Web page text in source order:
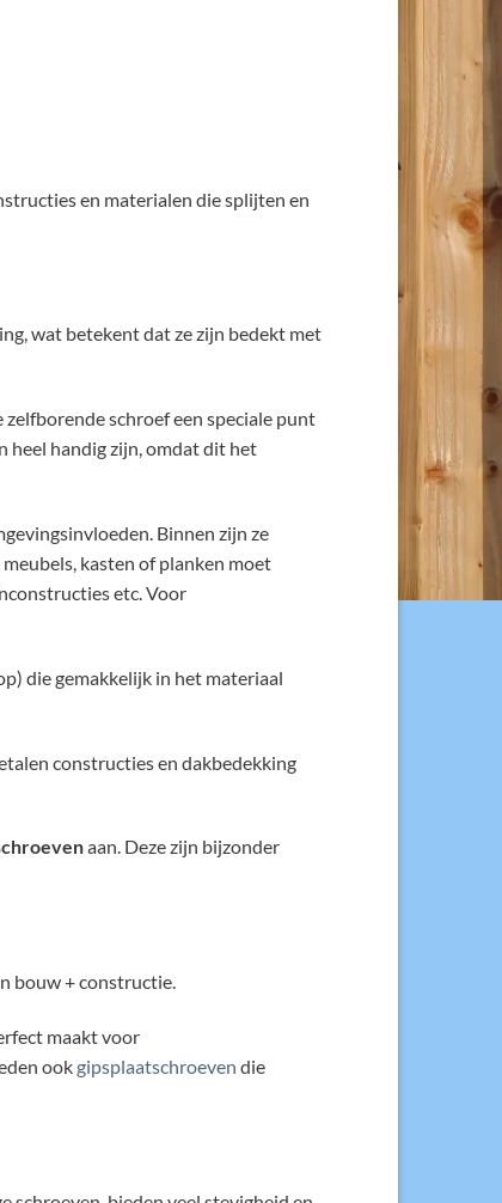
en materialen die splijten en
wat betekent dat ze zijn bedekt met
schroef een speciale punt
heel handig zijn, omdat dit het
Binnen zijn ze
kasten of planken moet
etc. Voor
die gemakkelijk in het materiaal
constructies en dakbedekking
aan. Deze zijn bijzonder
bouw + constructie.
maakt voor
ook gipsplaatschroeven die